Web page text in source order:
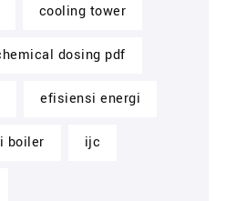
cooling tower
dosing pdf
efisiensi energi
boiler ijc